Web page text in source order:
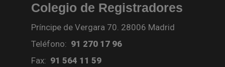
Colegio de Registradores
Príncipe de Vergara 70. 28006 Madrid
Teléfono: 91 270 17 96
Fax: 91 564 11 59